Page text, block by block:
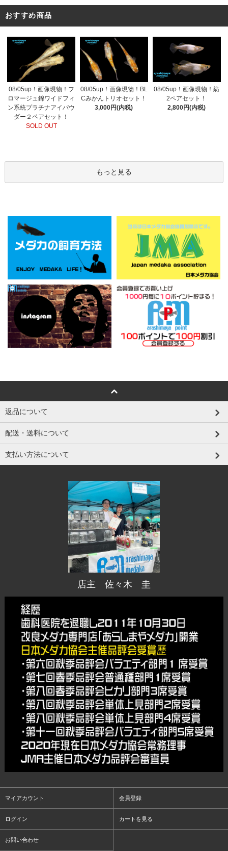
おすすめ商品
08/05up！画像現物！フ
ロマージュ錦ワイドフィ
ン系統プラチナアイパウ
ダー２ペアセット！
SOLD OUT
08/05up！画像現物！BL
Cみかんトリオセット！
3,000円(内税)
08/05up！画像現物！紡
2ペアセット！
2,800円(内税)
もっと見る
返品について
配送・送料について
支払い方法について
店主 佐々木 圭
マイアカウント 会員登録
ログイン カートを見る
お問い合わせ